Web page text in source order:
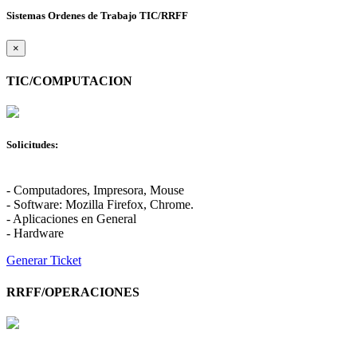
Sistemas Ordenes de Trabajo TIC/RRFF
×
TIC/COMPUTACION
Solicitudes:
- Computadores, Impresora, Mouse
- Software: Mozilla Firefox, Chrome.
- Aplicaciones en General
- Hardware
Generar Ticket
RRFF/OPERACIONES